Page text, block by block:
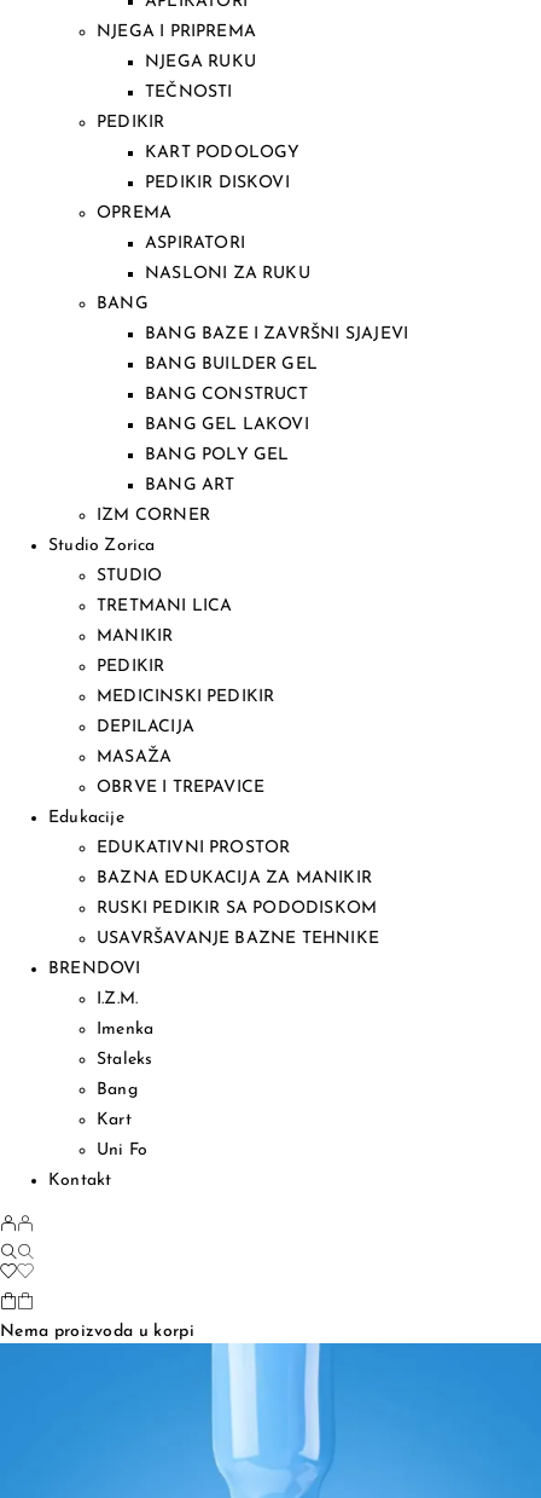
NJEGA I PRIPREMA
NJEGA RUKU
TEČNOSTI
PEDIKIR
KART PODOLOGY
PEDIKIR DISKOVI
OPREMA
ASPIRATORI
NASLONI ZA RUKU
BANG
BANG BAZE I ZAVRŠNI SJAJEVI
BANG BUILDER GEL
BANG CONSTRUCT
BANG GEL LAKOVI
BANG POLY GEL
BANG ART
IZM CORNER
Studio Zorica
STUDIO
TRETMANI LICA
MANIKIR
PEDIKIR
MEDICINSKI PEDIKIR
DEPILACIJA
MASAŽA
OBRVE I TREPAVICE
Edukacije
EDUKATIVNI PROSTOR
BAZNA EDUKACIJA ZA MANIKIR
RUSKI PEDIKIR SA PODODISKOM
USAVRŠAVANJE BAZNE TEHNIKE
BRENDOVI
I.Z.M.
Imenka
Staleks
Bang
Kart
Uni Fo
Kontakt
Nema proizvoda u korpi